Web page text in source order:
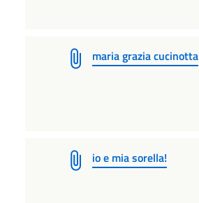
maria grazia cucinotta
io e mia sorella!